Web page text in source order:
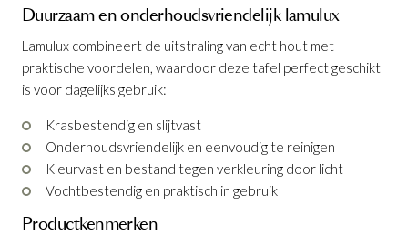
Duurzaam en onderhoudsvriendelijk lamulux
Lamulux combineert de uitstraling van echt hout met
praktische voordelen, waardoor deze tafel perfect geschikt
is voor dagelijks gebruik:
Krasbestendig en slijtvast
Onderhoudsvriendelijk en eenvoudig te reinigen
Kleurvast en bestand tegen verkleuring door licht
Vochtbestendig en praktisch in gebruik
Productkenmerken
Eettafel Encanto Natur 90x90
Productnummer: G12150126255
€ 490,00 incl. BTW